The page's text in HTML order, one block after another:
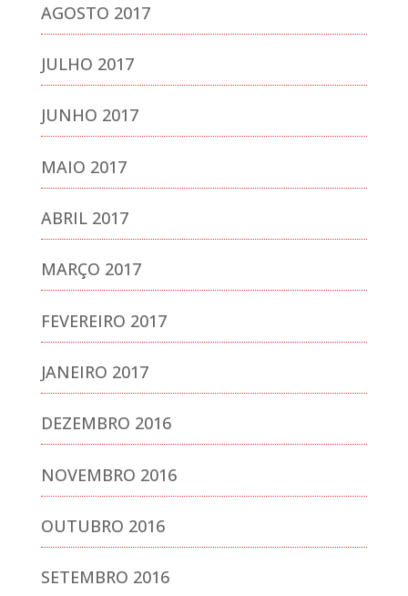
AGOSTO 2017
JULHO 2017
JUNHO 2017
MAIO 2017
ABRIL 2017
MARÇO 2017
FEVEREIRO 2017
JANEIRO 2017
DEZEMBRO 2016
NOVEMBRO 2016
OUTUBRO 2016
SETEMBRO 2016